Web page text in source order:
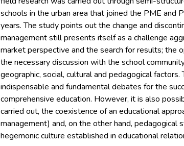
schools in the urban area that joined the PME and
years. The study points out the change and
management still presents itself as a challenge
market perspective and the search for results; the
the necessary discussion with the school
geographic, social, cultural and pedagogical
indispensable and fundamental debates for the
comprehensive education. However, it is also
carried out, the coexistence of an educational
management) and, on the other hand,
hegemonic culture established in educational